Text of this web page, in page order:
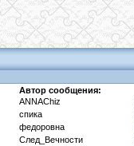
Автор сообщения:
ANNAChiz
спика
федоровна
След_Вечности